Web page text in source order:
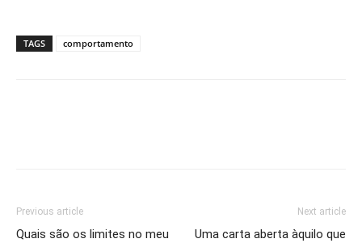
TAGS comportamento
Previous article
Quais são os limites no meu
Next article
Uma carta aberta àquilo que